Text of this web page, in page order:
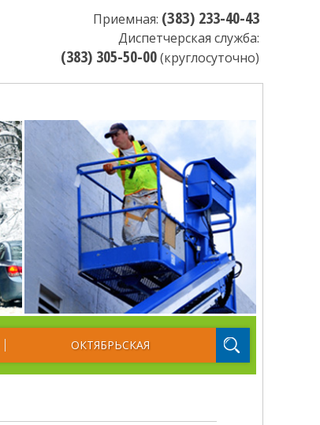
Приемная: (З8З) 233-40-43
Диспетчерская служба:
(383) 305-50-00(круглосуточно)
ОКТЯБРЬСКАЯ